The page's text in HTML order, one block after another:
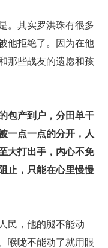
。其实罗洪珠有很多
他拒绝了。因为在他
那些战友的遗愿和孩
包产到户，分田单干
一点一点的分开，人
大打出手，内心不免
止，只能在心里慢慢
民，他的腿不能动
喉咙不能动了就用眼